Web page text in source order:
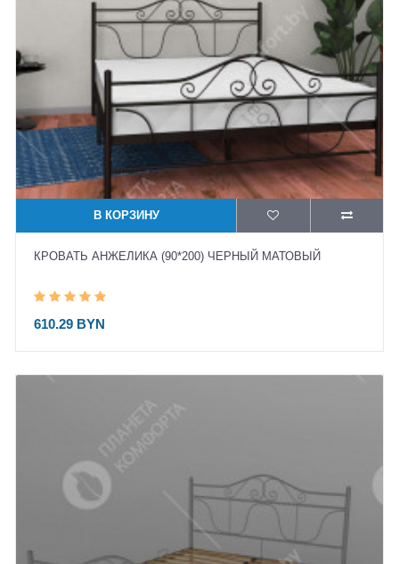
В КОРЗИНУ
КРОВАТЬ АНЖЕЛИКА (90*200) ЧЕРНЫЙ МАТОВЫЙ
610.29 BYN